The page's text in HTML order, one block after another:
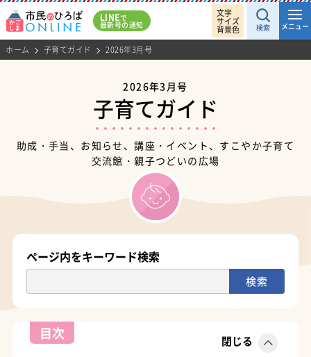
LINEで
最新号の通知
文字
サイズ
背景色 検索 メニュー
ホーム 子育てガイド 2026年3月号
2026年3月号
子育てガイド
助成・手当、お知らせ、講座・イベント、すこやか子育て
交流館・親子つどいの広場
ページ内をキーワード検索
目次 閉じる